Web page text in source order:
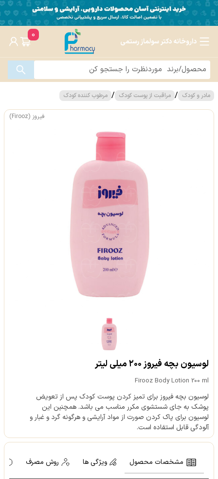
داروخانه دکتر سولماز رستمی
0
مادر و کودک / مراقبت از پوست کودک / مرطوب کننده کودک
فیروز (Firooz)
لوسیون بچه فیروز ۲۰۰ میلی لیتر
Firooz Body Lotion 200 ml
لوسیون بچه فیروز برای تمیز کردن پوست کودک پس از تعویض
پوشک به جای شستشوی مکرر مناسب می باشد. همچنین این
لوسیون برای پاک کردن صورت از مواد آرایشی و هرگونه گرد و غبار و
آلودگی قابل استفاده است.
مشخصات محصول ویژگی ها روش مصرف